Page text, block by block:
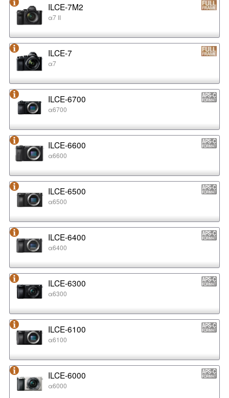
ILCE-7M2
α7 II
ILCE-7
α7
ILCE-6700
α6700
ILCE-6600
α6600
ILCE-6500
α6500
ILCE-6400
α6400
ILCE-6300
α6300
ILCE-6100
α6100
ILCE-6000
α6000